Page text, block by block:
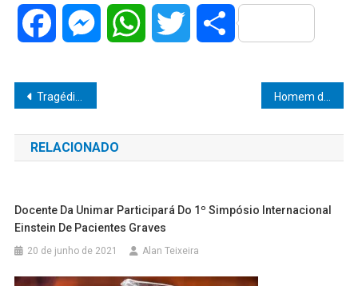
Facebook MessengerWhatsAppTwitter Share
Navegação
de
Post
Tragédia em Santa Cruz do Rio Pardo: Idoso de 87 Anos Não Sobrevive Após Trágico Atropelamento por Moto
RELACIONADO
Docente Da Unimar Participará Do 1º Simpósio Internacional
Einstein De Pacientes Graves
20 de junho de 2021 Alan Teixeira